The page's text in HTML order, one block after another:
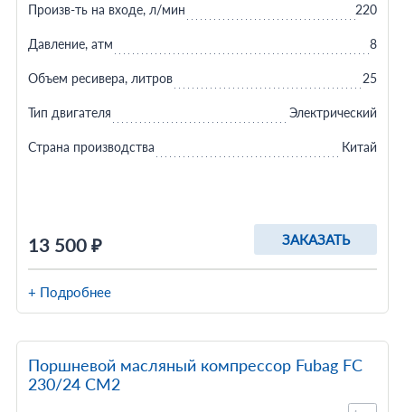
13 500 ₽ ЗАКАЗАТЬ
Произв-ть на входе, л/мин 220
Давление, атм 8
Объем ресивера, литров 25
Тип двигателя Электрический
Страна производства Китай
+ Подробнее
Поршневой масляный компрессор Fubag FС
230/24 CM2